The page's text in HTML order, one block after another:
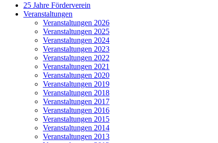
25 Jahre Förderverein
Veranstaltungen
Veranstaltungen 2026
Veranstaltungen 2025
Veranstaltungen 2024
Veranstaltungen 2023
Veranstaltungen 2022
Veranstaltungen 2021
Veranstaltungen 2020
Veranstaltungen 2019
Veranstaltungen 2018
Veranstaltungen 2017
Veranstaltungen 2016
Veranstaltungen 2015
Veranstaltungen 2014
Veranstaltungen 2013